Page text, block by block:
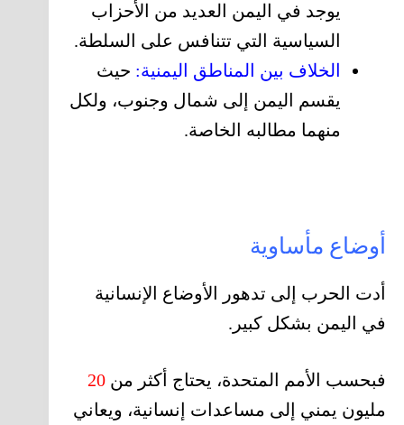
يوجد في اليمن العديد من الأحزاب
السياسية التي تتنافس على السلطة.
الخلاف بين المناطق اليمنية: حيث
يقسم اليمن إلى شمال وجنوب، ولكل
منهما مطالبه الخاصة.
أوضاع مأساوية
أدت الحرب إلى تدهور الأوضاع الإنسانية
في اليمن بشكل كبير.
فبحسب الأمم المتحدة، يحتاج أكثر من 20
مليون يمني إلى مساعدات إنسانية، ويعاني